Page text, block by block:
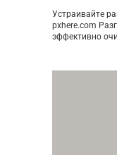
Устраивайте
pxhere.com
эффективно